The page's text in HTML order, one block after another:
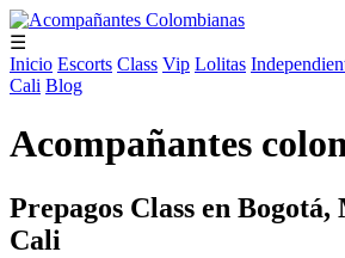
☰
Inicio Escorts Class Vip Lolitas
Cali Blog
Acompañantes
Prepagos Class en
Cali